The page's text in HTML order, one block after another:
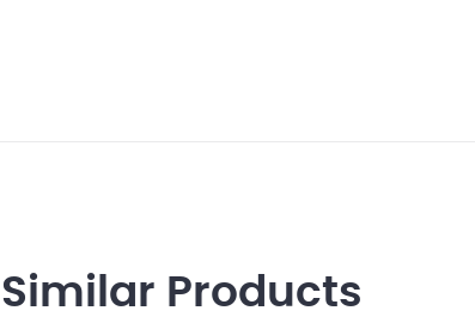
Similar Products